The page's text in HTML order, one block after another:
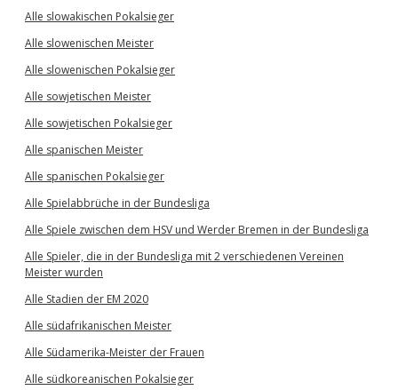
Alle slowakischen Pokalsieger
Alle slowenischen Meister
Alle slowenischen Pokalsieger
Alle sowjetischen Meister
Alle sowjetischen Pokalsieger
Alle spanischen Meister
Alle spanischen Pokalsieger
Alle Spielabbrüche in der Bundesliga
Alle Spiele zwischen dem HSV und Werder Bremen in der Bundesliga
Alle Spieler, die in der Bundesliga mit 2 verschiedenen Vereinen
Meister wurden
Alle Stadien der EM 2020
Alle südafrikanischen Meister
Alle Südamerika-Meister der Frauen
Alle südkoreanischen Pokalsieger